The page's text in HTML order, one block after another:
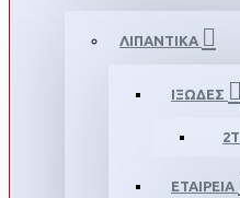
ΛΙΠΑΝΤΙΚΑ
ΙΞΩΔΕΣ
2T
ΕΤΑΙΡΕΙΑ